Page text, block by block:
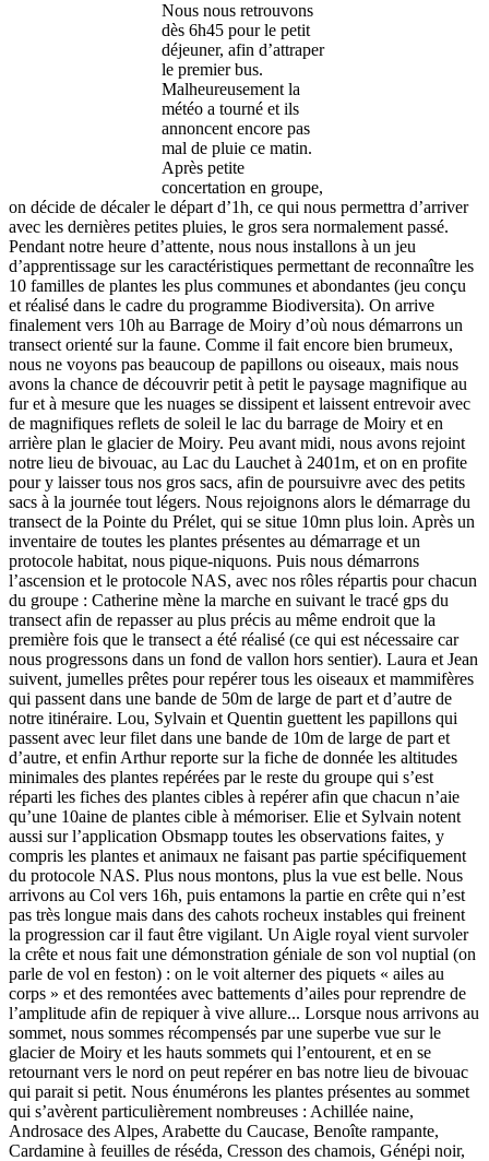
Nous nous retrouvons
dès 6h45 pour le petit
déjeuner, afin d’attraper
le premier bus.
Malheureusement la
météo a tourné et ils
annoncent encore pas
mal de pluie ce matin.
Après petite
concertation en groupe,
on décide de décaler le départ d’1h, ce qui nous permettra d’arriver
avec les dernières petites pluies, le gros sera normalement passé.
Pendant notre heure d’attente, nous nous installons à un jeu
d’apprentissage sur les caractéristiques permettant de reconnaître les
10 familles de plantes les plus communes et abondantes (jeu conçu
et réalisé dans le cadre du programme Biodiversita). On arrive
finalement vers 10h au Barrage de Moiry d’où nous démarrons un
transect orienté sur la faune. Comme il fait encore bien brumeux,
nous ne voyons pas beaucoup de papillons ou oiseaux, mais nous
avons la chance de découvrir petit à petit le paysage magnifique au
fur et à mesure que les nuages se dissipent et laissent entrevoir avec
de magnifiques reflets de soleil le lac du barrage de Moiry et en
arrière plan le glacier de Moiry. Peu avant midi, nous avons rejoint
notre lieu de bivouac, au Lac du Lauchet à 2401m, et on en profite
pour y laisser tous nos gros sacs, afin de poursuivre avec des petits
sacs à la journée tout légers. Nous rejoignons alors le démarrage du
transect de la Pointe du Prélet, qui se situe 10mn plus loin. Après un
inventaire de toutes les plantes présentes au démarrage et un
protocole habitat, nous pique-niquons. Puis nous démarrons
l’ascension et le protocole NAS, avec nos rôles répartis pour chacun
du groupe : Catherine mène la marche en suivant le tracé gps du
transect afin de repasser au plus précis au même endroit que la
première fois que le transect a été réalisé (ce qui est nécessaire car
nous progressons dans un fond de vallon hors sentier). Laura et Jean
suivent, jumelles prêtes pour repérer tous les oiseaux et mammifères
qui passent dans une bande de 50m de large de part et d’autre de
notre itinéraire. Lou, Sylvain et Quentin guettent les papillons qui
passent avec leur filet dans une bande de 10m de large de part et
d’autre, et enfin Arthur reporte sur la fiche de donnée les altitudes
minimales des plantes repérées par le reste du groupe qui s’est
réparti les fiches des plantes cibles à repérer afin que chacun n’aie
qu’une 10aine de plantes cible à mémoriser. Elie et Sylvain notent
aussi sur l’application Obsmapp toutes les observations faites, y
compris les plantes et animaux ne faisant pas partie spécifiquement
du protocole NAS. Plus nous montons, plus la vue est belle. Nous
arrivons au Col vers 16h, puis entamons la partie en crête qui n’est
pas très longue mais dans des cahots rocheux instables qui freinent
la progression car il faut être vigilant. Un Aigle royal vient survoler
la crête et nous fait une démonstration géniale de son vol nuptial (on
parle de vol en feston) : on le voit alterner des piquets « ailes au
corps » et des remontées avec battements d’ailes pour reprendre de
l’amplitude afin de repiquer à vive allure... Lorsque nous arrivons au
sommet, nous sommes récompensés par une superbe vue sur le
glacier de Moiry et les hauts sommets qui l’entourent, et en se
retournant vers le nord on peut repérer en bas notre lieu de bivouac
qui parait si petit. Nous énumérons les plantes présentes au sommet
qui s’avèrent particulièrement nombreuses : Achillée naine,
Androsace des Alpes, Arabette du Caucase, Benoîte rampante,
Cardamine à feuilles de réséda, Cresson des chamois, Génépi noir,